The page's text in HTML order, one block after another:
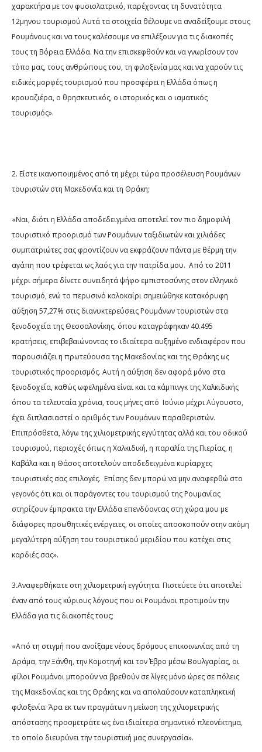
χαρακτήρα με τον φυσιολατρικό, παρέχοντας τη δυνατότητα
12μηνου τουρισμού Αυτά τα στοιχεία θέλουμε να αναδείξουμε στους
Ρουμάνους και να τους καλέσουμε να επιλέξουν για τις διακοπές
τους τη Βόρεια Ελλάδα. Να την επισκεφθούν και να γνωρίσουν τον
τόπο μας, τους ανθρώπους του, τη φιλοξενία μας και να χαρούν τις
ειδικές μορφές τουρισμού που προσφέρει η Ελλάδα όπως η
κρουαζιέρα, ο θρησκευτικός, ο ιστορικός και ο ιαματικός
τουρισμός».
2. Είστε ικανοποιημένος από τη μέχρι τώρα προσέλευση Ρουμάνων
τουριστών στη Μακεδονία και τη Θράκη;
«Ναι, διότι η Ελλάδα αποδεδειγμένα αποτελεί τον πιο δημοφιλή
τουριστικό προορισμό των Ρουμάνων ταξιδιωτών και χιλιάδες
συμπατριώτες σας φροντίζουν να εκφράζουν πάντα με θέρμη την
αγάπη που τρέφεται ως λαός για την πατρίδα μου. Από το 2011
μέχρι σήμερα δίνετε συνειδητά ψήφο εμπιστοσύνης στον ελληνικό
τουρισμό, ενώ το περυσινό καλοκαίρι σημειώθηκε κατακόρυφη
αύξηση 57,27% στις διανυκτερεύσεις Ρουμάνων τουριστών στα
ξενοδοχεία της Θεσσαλονίκης, όπου καταγράφηκαν 40.495
κρατήσεις, επιβεβαιώνοντας το ιδιαίτερα αυξημένο ενδιαφέρον που
παρουσιάζει η πρωτεύουσα της Μακεδονίας και της Θράκης ως
τουριστικός προορισμός. Αυτή η αύξηση δεν αφορά μόνο στα
ξενοδοχεία, καθώς ωφελημένα είναι και τα κάμπινγκ της Χαλκιδικής
όπου τα τελευταία χρόνια, τους μήνες από Ιούνιο μέχρι Αύγουστο,
έχει διπλασιαστεί ο αριθμός των Ρουμάνων παραθεριστών.
Επιπρόσθετα, λόγω της χιλιομετρικής εγγύτητας αλλά και του οδικού
τουρισμού, περιοχές όπως η Χαλκιδική, η παραλία της Πιερίας, η
Καβάλα και η Θάσος αποτελούν αποδεδειγμένα κυρίαρχες
τουριστικές σας επιλογές. Επίσης δεν μπορώ να μην αναφερθώ στο
γεγονός ότι και οι παράγοντες του τουρισμού της Ρουμανίας
στηρίζουν έμπρακτα την Ελλάδα επενδύοντας στη χώρα μου με
διάφορες προωθητικές ενέργειες, οι οποίες αποσκοπούν στην ακόμη
μεγαλύτερη αύξηση του τουριστικού μεριδίου που κατέχει στις
καρδιές σας».
3.Αναφερθήκατε στη χιλιομετρική εγγύτητα. Πιστεύετε ότι αποτελεί
έναν από τους κύριους λόγους που οι Ρουμάνοι προτιμούν την
Ελλάδα για τις διακοπές τους;
«Από τη στιγμή που ανοίξαμε νέους δρόμους επικοινωνίας από τη
Δράμα, την Ξάνθη, την Κομοτηνή και τον Έβρο μέσω Βουλγαρίας, οι
φίλοι Ρουμάνοι μπορούν να βρεθούν σε λίγες μόνο ώρες σε πόλεις
της Μακεδονίας και της Θράκης και να απολαύσουν καταπληκτική
φιλοξενία. Άρα εκ των πραγμάτων η μείωση της χιλιομετρικής
απόστασης προσμετράτε ως ένα ιδιαίτερα σημαντικό πλεονέκτημα,
το οποίο διευρύνει την τουριστική μας συνεργασία».